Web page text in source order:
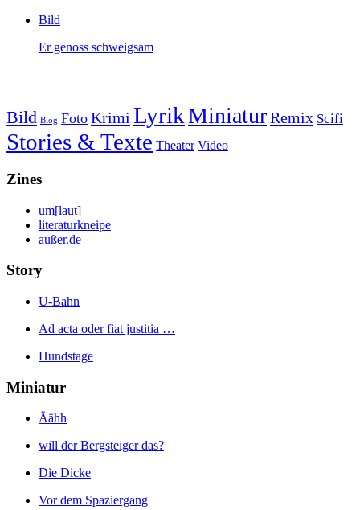
Bild
Er genoss schweigsam
Bild Blog Foto Krimi LyrikMiniaturRemix Scifi
Stories & Texte Theater Video
Zines
um[laut]
literaturkneipe
außer.de
Story
U-Bahn
Ad acta oder fiat justitia …
Hundstage
Miniatur
Äähh
will der Bergsteiger das?
Die Dicke
Vor dem Spaziergang